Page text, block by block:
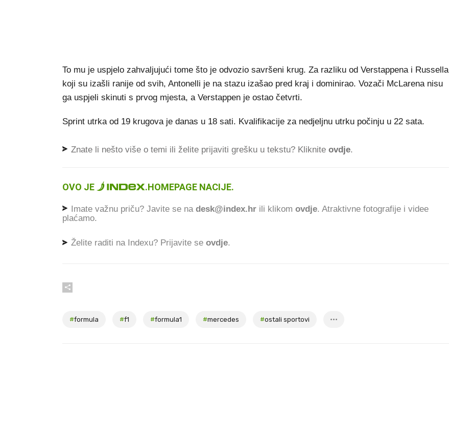
To mu je uspjelo zahvaljujući tome što je odvozio savršeni krug. Za razliku od Verstappena i Russella
koji su izašli ranije od svih, Antonelli je na stazu izašao pred kraj i dominirao. Vozači McLarena nisu
ga uspjeli skinuti s prvog mjesta, a Verstappen je ostao četvrti.
Sprint utrka od 19 krugova je danas u 18 sati. Kvalifikacije za nedjeljnu utrku počinju u 22 sata.
Znate li nešto više o temi ili želite prijaviti grešku u tekstu? Kliknite ovdje.
OVO JE .HOMEPAGE NACIJE.
Imate važnu priču? Javite se na desk@index.hr ili klikom ovdje. Atraktivne fotografije i videe
plaćamo.
Želite raditi na Indexu? Prijavite se ovdje.
#formula #f1 #formula1 #mercedes #ostali sportovi